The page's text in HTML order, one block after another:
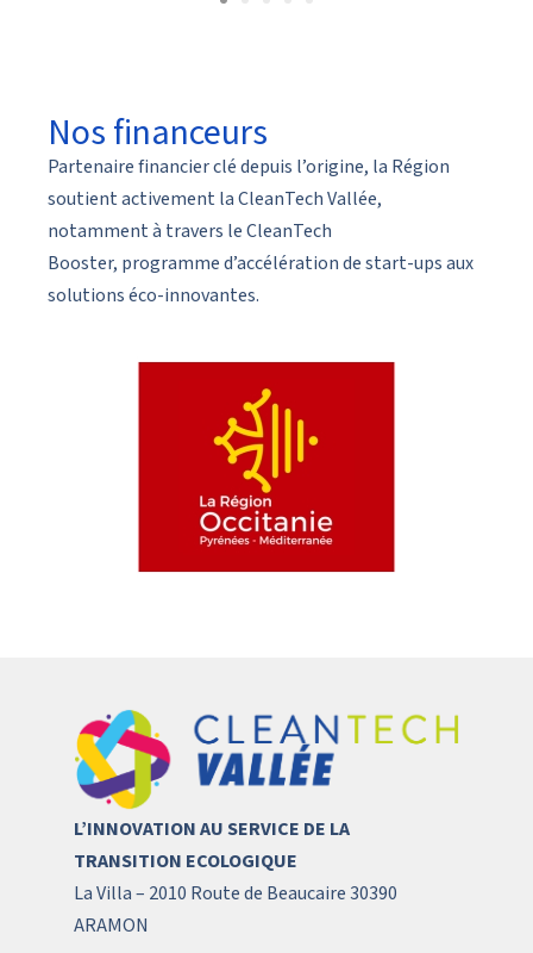
Nos financeurs
Partenaire financier clé depuis l’origine, la Région
soutient activement la CleanTech Vallée,
notamment à travers leCleanTech
Booster, programme d’accélération de start-ups aux
solutions éco-innovantes.
L’INNOVATION AU SERVICE DE LA
TRANSITION ECOLOGIQUE
La Villa – 2010 Route de Beaucaire 30390
ARAMON